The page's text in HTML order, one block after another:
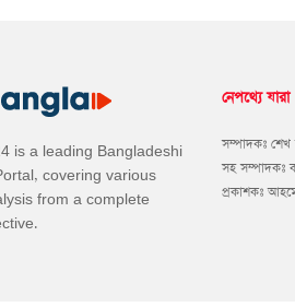
is a leading Bangladeshi
covering various
from a complete
নেপথ্যে যারা
সম্পাদকঃ শেখ
সহ সম্পাদকঃ
প্রকাশকঃ